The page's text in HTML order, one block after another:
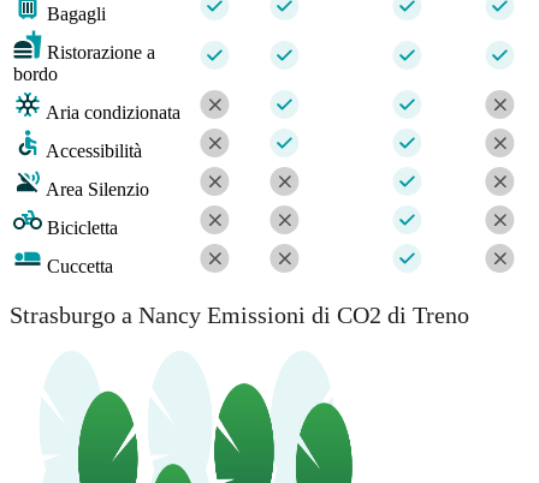
Bagagli
Ristorazione a
bordo
Aria condizionata
Accessibilità
Area Silenzio
Bicicletta
Cuccetta
Strasburgo a Nancy Emissioni di CO2 di Treno